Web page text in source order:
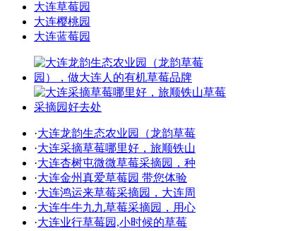
大连草莓园
大连樱桃园
大连蓝莓园
·大连龙韵生态农业园（龙韵草莓
·大连采摘草莓哪里好，旅顺铁山
·大连杏树屯微微草莓采摘园，种
·大连金州真爱草莓园 带您体验
·大连鸿运来草莓采摘园，大连周
·大连牛牛九九草莓采摘园，用心
·大连业行草莓园,小时候的草莓